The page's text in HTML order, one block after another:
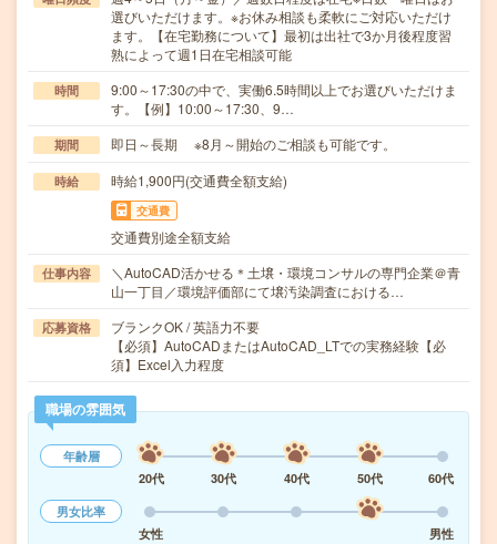
選びいただけます。※お休み相談も柔軟にご対応いただけ
ます。【在宅勤務について】最初は出社で3か月後程度習
熟によって週1日在宅相談可能
時間
9:00～17:30の中で、実働6.5時間以上でお選びいただけま
す。【例】10:00～17:30、9…
期間 即日～長期 ※8月～開始のご相談も可能です。
時給 時給1,900円(交通費全額支給)
交通費
交通費別途全額支給
仕事内容
＼AutoCAD活かせる＊土壌・環境コンサルの専門企業＠青
山一丁目／環境評価部にて壌汚染調査における…
応募資格
ブランクOK / 英語力不要
【必須】AutoCADまたはAutoCAD_LTでの実務経験【必
須】Excel入力程度
職場の雰囲気
年齢層
20代
30代 40代 50代
60代
男女比率
女性
男性